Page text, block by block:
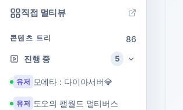
직접 멀티뷰
콘텐츠 트리
86
진행 중
5
유저 모에타 : 다이아서버💎
유저 도오의 팰월드 멀티버스